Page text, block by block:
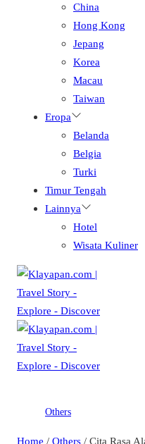
China
Hong Kong
Jepang
Korea
Macau
Taiwan
Eropa
Belanda
Belgia
Turki
Timur Tengah
Lainnya
Hotel
Wisata Kuliner
Others
Home / Others / Cita Rasa